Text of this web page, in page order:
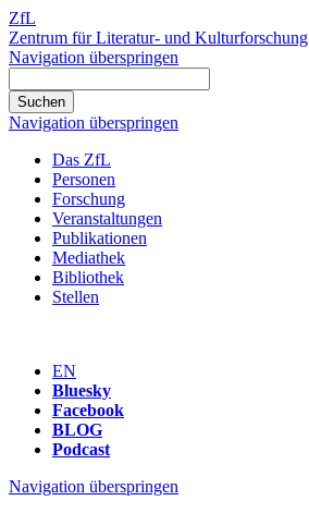
ZfL
Zentrum für Literatur- und Kulturforschung
Navigation überspringen
Navigation überspringen
Das ZfL
Personen
Forschung
Veranstaltungen
Publikationen
Mediathek
Bibliothek
Stellen
EN
Bluesky
Facebook
BLOG
Podcast
Navigation überspringen